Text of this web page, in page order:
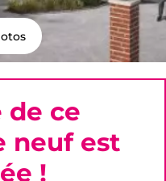
de ce
neuf est
!